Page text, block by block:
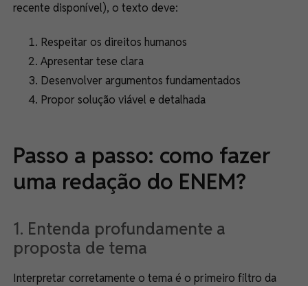
recente disponível), o texto deve:
Respeitar os direitos humanos
Apresentar tese clara
Desenvolver argumentos fundamentados
Propor solução viável e detalhada
Passo a passo: como fazer
uma redação do ENEM?
1. Entenda profundamente a
proposta de tema
Interpretar corretamente o tema é o primeiro filtro da